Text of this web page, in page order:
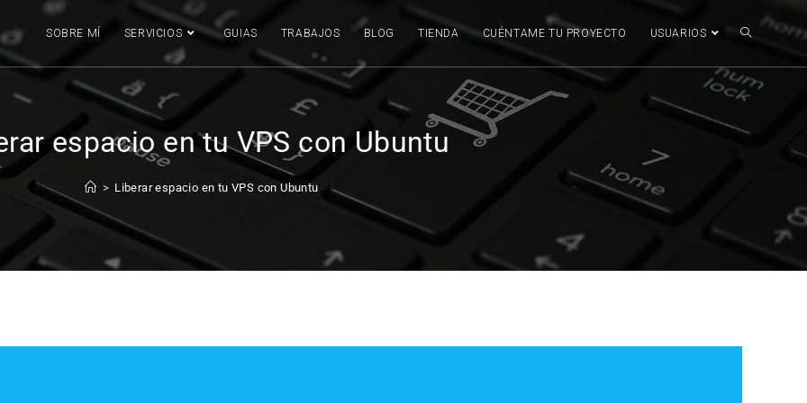
SOBRE MÍ SERVICIOS GUIAS TRABAJOS BLOG TIENDA CUÉNTAME TU PROYECTO USUARIOS
espacio en tu VPS con Ubuntu
> Liberar espacio en tu VPS con Ubuntu